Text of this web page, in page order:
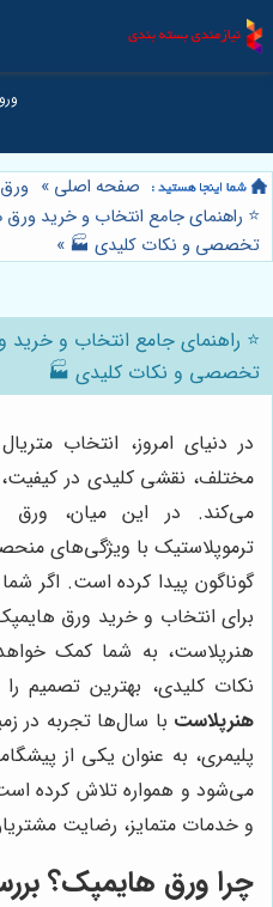
صفحه اصلی »
⭐️ راهنمای جامع انتخاب و خرید
تخصصی و نکات کلیدی 🏭 »
⭐️ راهنمای جامع انتخاب و
تخصصی و نکات کلیدی 🏭
در دنیای امروز، انتخاب
مختلف، نقشی کلیدی در کیفیت،
می‌کند. در این میان،
ترموپلاستیک با ویژگی‌های
گوناگون پیدا کرده است. اگر
برای انتخاب و خرید ورق
هنرپلاست، به شما کمک
نکات کلیدی، بهترین تصمیم
هنرپلاست با سال‌ها تجربه در
پلیمری، به عنوان یکی از
می‌شود و همواره تلاش کرده
و خدمات متمایز، رضایت
چرا ورق هایمپک؟